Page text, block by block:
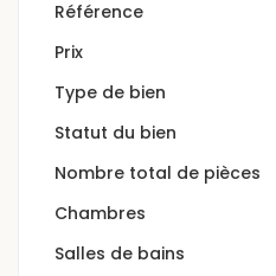
Référence
Prix
Type de bien
Statut du bien
Nombre total de pièces
Chambres
Salles de bains